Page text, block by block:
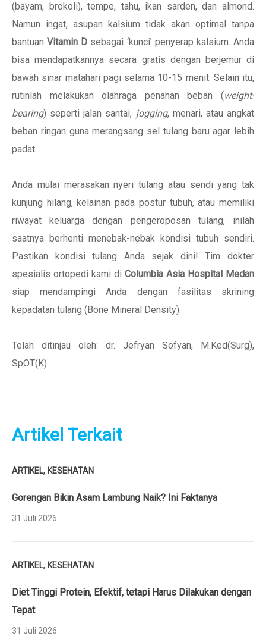
(bayam, brokoli), tempe, tahu, ikan sarden, dan almond.
Namun ingat, asupan kalsium tidak akan optimal tanpa
bantuanVitamin D sebagai ‘kunci’ penyerap kalsium. Anda
bisa mendapatkannya secara gratis dengan berjemur di
bawah sinar matahari pagi selama 10-15 menit. Selain itu,
rutinlah melakukan olahraga penahan beban (weight-
bearing) seperti jalan santai, jogging, menari, atau angkat
beban ringan guna merangsang sel tulang baru agar lebih
padat.
Anda mulai merasakan nyeri tulang atau sendi yang tak
kunjung hilang, kelainan pada postur tubuh, atau memiliki
riwayat keluarga dengan pengeroposan tulang, inilah
saatnya berhenti menebak-nebak kondisi tubuh sendiri.
Pastikan kondisi tulang Anda sejak dini! Tim dokter
spesialis ortopedi kami di Columbia Asia Hospital Medan
siap mendampingi Anda dengan fasilitas skrining
kepadatan tulang (Bone Mineral Density).
Telah ditinjau oleh: dr. Jefryan Sofyan, M.Ked(Surg),
SpOT(K)
Artikel Terkait
ARTIKEL, KESEHATAN
Gorengan Bikin Asam Lambung Naik? Ini Faktanya
31 Juli 2026
ARTIKEL, KESEHATAN
Diet Tinggi Protein, Efektif, tetapi Harus Dilakukan dengan
Tepat
31 Juli 2026